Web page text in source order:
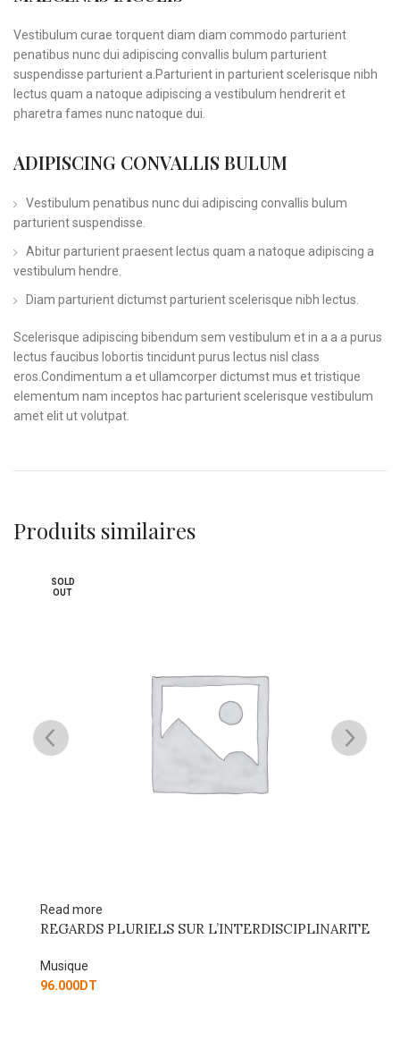
Vestibulum curae torquent diam diam commodo parturient
penatibus nunc dui adipiscing convallis bulum parturient
suspendisse parturient a.Parturient in parturient scelerisque nibh
lectus quam a natoque adipiscing a vestibulum hendrerit et
pharetra fames nunc natoque dui.
ADIPISCING CONVALLIS BULUM
Vestibulum penatibus nunc dui adipiscing convallis bulum
parturient suspendisse.
Abitur parturient praesent lectus quam a natoque adipiscing a
vestibulum hendre.
Diam parturient dictumst parturient scelerisque nibh lectus.
Scelerisque adipiscing bibendum sem vestibulum et in a a a purus
lectus faucibus lobortis tincidunt purus lectus nisl class
eros.Condimentum a et ullamcorper dictumst mus et tristique
elementum nam inceptos hac parturient scelerisque vestibulum
amet elit ut volutpat.
Produits similaires
SOLD
OUT
Read more
REGARDS PLURIELS SUR L’INTERDISCIPLINARITE
Musique
96.000DT